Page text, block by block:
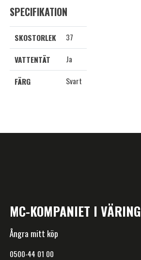
SPECIFIKATION
SKOSTORLEK
37
VATTENTÄT
Ja
FÄRG
Svart
MC-KOMPANIET I VÄRING
Ångra mitt köp
0500-44 01 00